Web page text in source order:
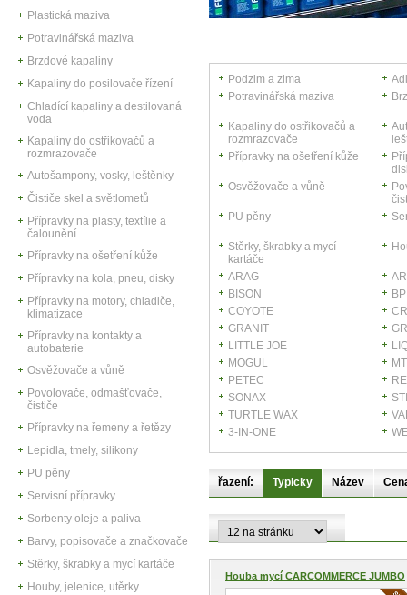
Plastická maziva
Potravinářská maziva
Brzdové kapaliny
Kapaliny do posilovače řízení
Chladící kapaliny a destilovaná
voda
Kapaliny do ostřikovačů a
rozmrazovače
Autošampony, vosky, leštěnky
Čističe skel a světlometů
Přípravky na plasty, textílie a
čalounění
Přípravky na ošetření kůže
Přípravky na kola, pneu, disky
Přípravky na motory, chladiče,
klimatizace
Přípravky na kontakty a
autobaterie
Osvěžovače a vůně
Povolovače, odmašťovače,
čističe
Přípravky na řemeny a řetězy
Lepidla, tmely, silikony
PU pěny
Servisní přípravky
Sorbenty oleje a paliva
Barvy, popisovače a značkovače
Stěrky, škrabky a mycí kartáče
Houby, jelenice, utěrky
Podzim a zima
Potravinářská maziva
Kapaliny do ostřikovačů a
rozmrazovače
Přípravky na ošetření kůže
Osvěžovače a vůně
PU pěny
Stěrky, škrabky a mycí
kartáče
ARAG
BISON
BP
COYOTE
GRANIT
LITTLE JOE
MOGUL
PETEC
SONAX
TURTLE WAX
3-IN-ONE
řazení: Typicky Název
Houba mycí CARCOMMERCE JUMBO
M...